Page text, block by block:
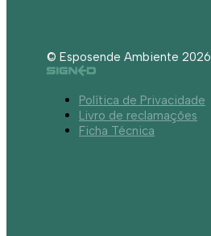
© Esposende Ambiente 2026
Política de Privacidade
Livro de reclamações
Ficha Técnica